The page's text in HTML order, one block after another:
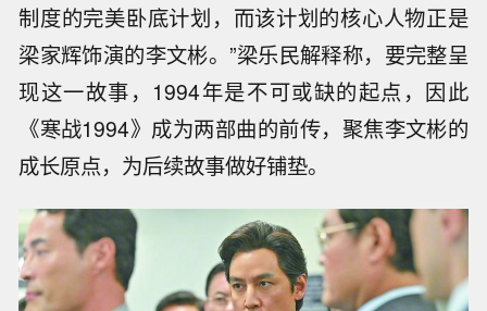
制度的完美卧底计划，而该计划的核心人物正是
梁家辉饰演的李文彬。”梁乐民解释称，要完整呈
现这一故事，1994年是不可或缺的起点，因此
《寒战1994》成为两部曲的前传，聚焦李文彬的
成长原点，为后续故事做好铺垫。